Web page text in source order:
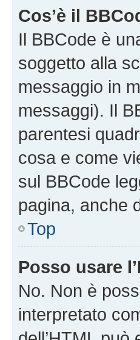
Cos’è il
Il BBCode è
soggetto alla
messaggio in
messaggi). Il
parentesi
cosa e come
sul BBCode
pagina, anche
Top
Posso usare
No. Non è
interpretato